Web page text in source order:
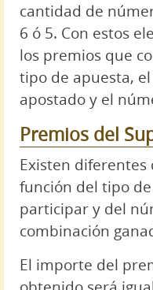
cantidad de
6 ó 5. Con estos
los premios que
tipo de apuesta,
apostado y el
Premios del
Existen diferentes
función del tipo
participar y del
combinación
El importe del